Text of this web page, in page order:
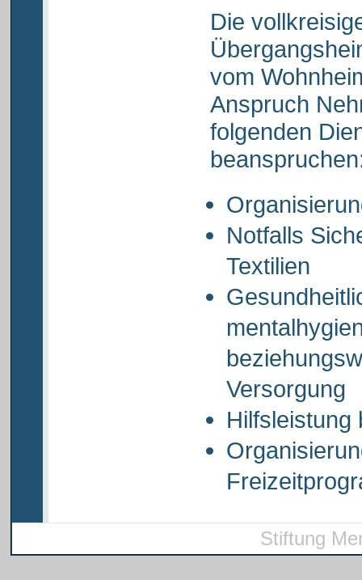
Die
vom
Anspruch
folgenden
Notfalls
Textilien
Versorgung
Hilfsleistung
Stiftung